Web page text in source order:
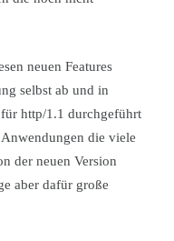
neuen Features
selbst ab und in
http/1.1 durchgeführt
die viele
der neuen Version
aber dafür große